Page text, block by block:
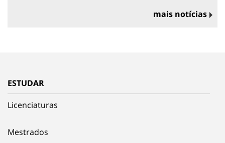
mais notícias
ESTUDAR
Licenciaturas
Mestrados